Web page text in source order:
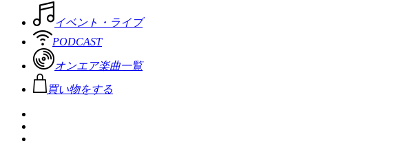
イベント・ライブ
PODCAST
オンエア楽曲一覧
買い物をする